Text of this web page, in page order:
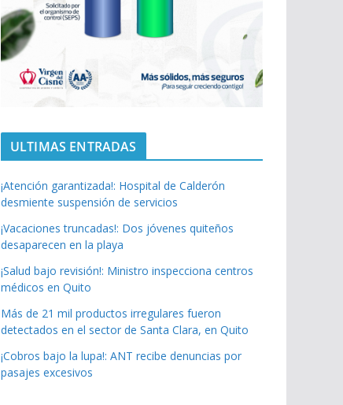
ULTIMAS ENTRADAS
¡Atención garantizada!: Hospital de Calderón
desmiente suspensión de servicios
¡Vacaciones truncadas!: Dos jóvenes quiteños
desaparecen en la playa
¡Salud bajo revisión!: Ministro inspecciona centros
médicos en Quito
Más de 21 mil productos irregulares fueron
detectados en el sector de Santa Clara, en Quito
¡Cobros bajo la lupa!: ANT recibe denuncias por
pasajes excesivos